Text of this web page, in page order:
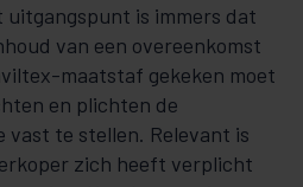
uitgangspunt is immers dat
van een overeenkomst
maatstaf gekeken moet
en plichten de
vast te stellen. Relevant is
zich heeft verplicht